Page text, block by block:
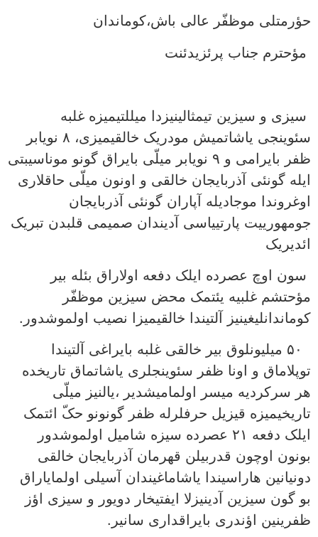
حؤرمتلی موظفّر عالی باش،کوماندان
مؤحترم جناب پرئزیدئنت
سیزی و سیزین تیمثالینیزدا میللتیمیزه غلبه
سئوینجی یاشاتمیش مودریک خالقیمیزی، ۸ نویابر
ظفر بایرامی و ۹ نویابر میلّی بایراق گونو موناسیبتی
ایله گونئی آذربایجان خالقی و اونون میلّی حاقلاری
اوغروندا موجادیله آپاران گونئی آذربایجان
جومهورییت پارتییاسی آدیندان صمیمی قلبدن تبریک
ائدیریک
سون اوچ عصرده ایلک دفعه‌ اولاراق بئله بیر
مؤحتشم غلبیه یئتمک محض سیزین موظفّر
کوماندانلیغینیز آلتیندا خالقیمیزا نصیب اولموشدور.
۵۰ میلیونلوق بیر خالقی غلبه بایراغی آلتیندا
توپلاماق و اونا ظفر سئوینجلری یاشاتماق تاریخده
هر سرکردیه میسر اولمامیشدیر ،یالنیز میلّی
تاریخیمیزه قیزیل حرفلرله ظفر گونونو حکّ ائتمک
ایلک دفعه‌ ۲۱ عصرده سیزه شامیل اولموشدور
بونون اوچون قدربیلن قهرمان آذربایجان خالقی
دونیانین هاراسیندا یاشاماغیندان آسیلی اولمایاراق
بو گون سیزین آدینیزلا ایفتیخار دویور و سیزی اؤز
ظفرینین اؤندری بایراقداری سانیر.